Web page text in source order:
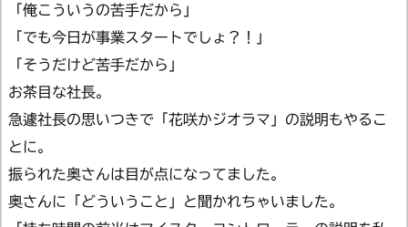
「俺こういうの苦手だから」
「でも今日が事業スタートでしょ？！」
「そうだけど苦手だから」
お茶目な社長。
急遽社長の思いつきで「花咲かジオラマ」の説明もやるこ
とに。
振られた奥さんは目が点になってました。
奥さんに「どういうこと」と聞かれちゃいました。